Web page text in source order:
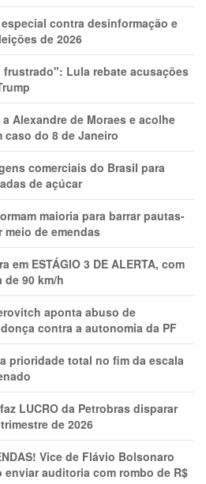
contra desinformação e
de 2026
Lula rebate acusações
Alexandre de Moraes e acolhe
caso do 8 de Janeiro
comerciais do Brasil para
de açúcar
maioria para barrar pautas-
de emendas
em ESTÁGIO 3 DE ALERTA, com
90 km/h
aponta abuso de
contra a autonomia da PF
prioridade total no fim da escala
LUCRO da Petrobras disparar
de 2026
Vice de Flávio Bolsonaro
auditoria com rombo de R$